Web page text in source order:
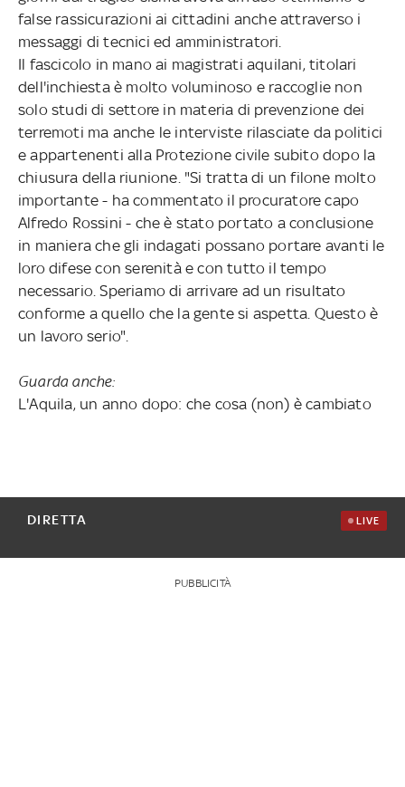
false rassicurazioni ai cittadini anche attraverso i
messaggi di tecnici ed amministratori.
Il fascicolo in mano ai magistrati aquilani, titolari
dell'inchiesta è molto voluminoso e raccoglie non
solo studi di settore in materia di prevenzione dei
terremoti ma anche le interviste rilasciate da politici
e appartenenti alla Protezione civile subito dopo la
chiusura della riunione. "Si tratta di un filone molto
importante - ha commentato il procuratore capo
Alfredo Rossini - che è stato portato a conclusione
in maniera che gli indagati possano portare avanti le
loro difese con serenità e con tutto il tempo
necessario. Speriamo di arrivare ad un risultato
conforme a quello che la gente si aspetta. Questo è
un lavoro serio".
Guarda anche:
L'Aquila, un anno dopo: che cosa (non) è cambiato
DIRETTA LIVE
PUBBLICITÀ